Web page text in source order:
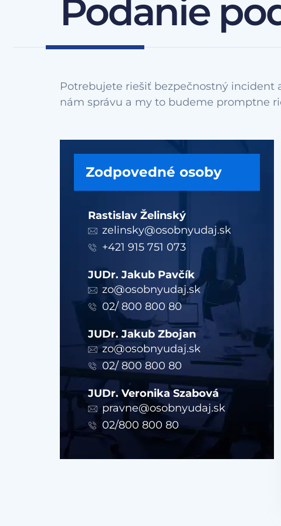
Podanie
Potrebujete riešiť bezpečnostný incident
Zodpovedné osoby
Rastislav Želinský
zelinsky@osobnyudaj.sk
+421 915 751 073
JUDr. Jakub Pavčík
zo@osobnyudaj.sk
02/ 800 800 80
JUDr. Jakub Zbojan
zo@osobnyudaj.sk
02/ 800 800 80
JUDr. Veronika Szabová
pravne@osobnyudaj.sk
02/800 800 80